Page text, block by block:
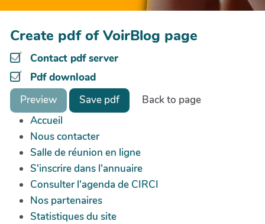
Create pdf of VoirBlog page
Contact pdf server
Pdf download
Preview
Save pdf
Back to page
Accueil
Nous contacter
Salle de réunion en ligne
S'inscrire dans l'annuaire
Consulter l'agenda de CIRCI
Nos partenaires
Statistiques du site